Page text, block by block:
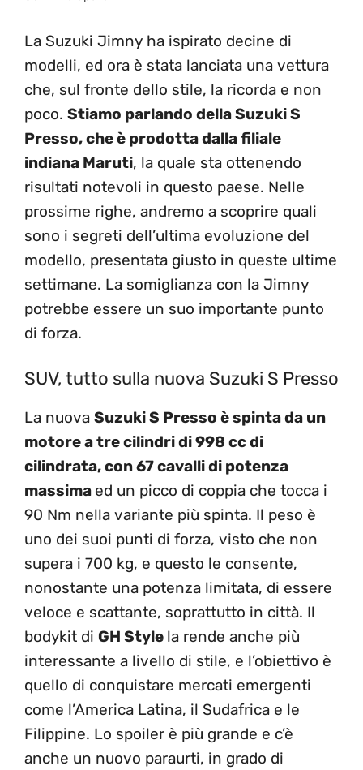
La Suzuki Jimny ha ispirato decine di
modelli, ed ora è stata lanciata una vettura
che, sul fronte dello stile, la ricorda e non
poco. Stiamo parlando della Suzuki S
Presso, che è prodotta dalla filiale
indiana Maruti, la quale sta ottenendo
risultati notevoli in questo paese. Nelle
prossime righe, andremo a scoprire quali
sono i segreti dell’ultima evoluzione del
modello, presentata giusto in queste ultime
settimane. La somiglianza con la Jimny
potrebbe essere un suo importante punto
di forza.
SUV, tutto sulla nuova Suzuki S Presso
La nuova Suzuki S Presso è spinta da un
motore a tre cilindri di 998 cc di
cilindrata, con 67 cavalli di potenza
massima ed un picco di coppia che tocca i
90 Nm nella variante più spinta. Il peso è
uno dei suoi punti di forza, visto che non
supera i 700 kg, e questo le consente,
nonostante una potenza limitata, di essere
veloce e scattante, soprattutto in città. Il
bodykit di GH Style la rende anche più
interessante a livello di stile, e l’obiettivo è
quello di conquistare mercati emergenti
come l’America Latina, il Sudafrica e le
Filippine. Lo spoiler è più grande e c’è
anche un nuovo paraurti, in grado di